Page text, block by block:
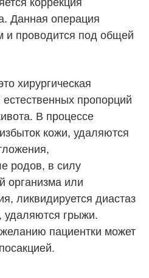
коррекция
Данная операция
и проводится под общей
хирургическая
пропорций
В процессе
кожи, удаляются
родов, в силу
организма или
ликвидируется диастаз
грыжи.
пациентки может